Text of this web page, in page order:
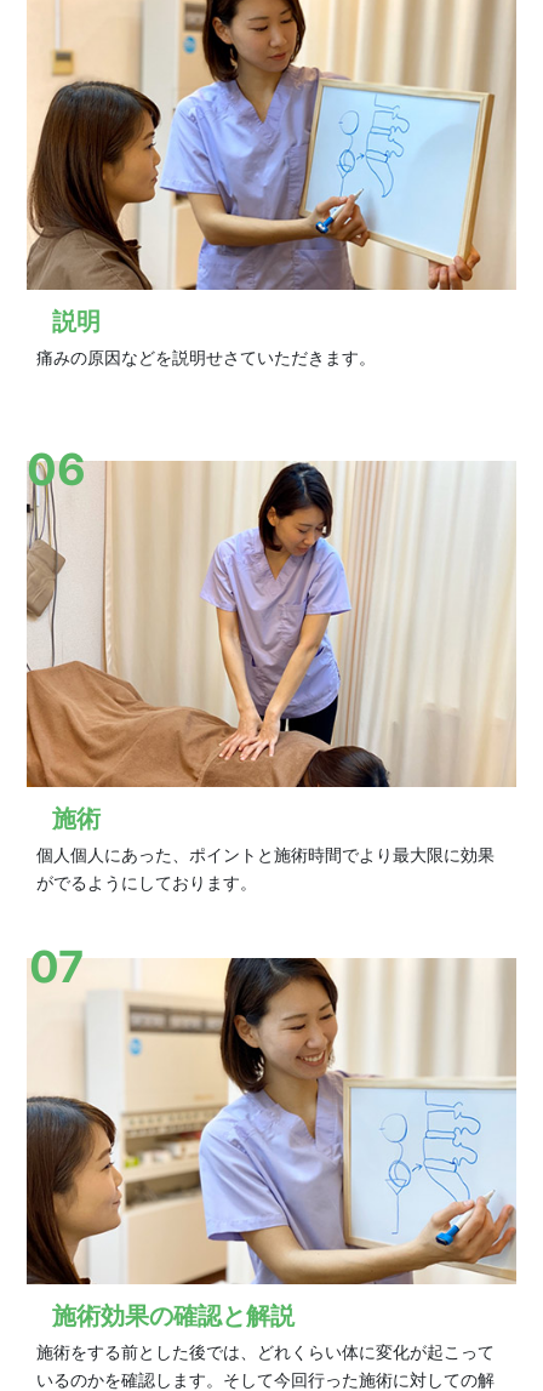
説明
痛みの原因などを説明せさていただきます。
06
施術
個人個人にあった、ポイントと施術時間でより最大限に効果
がでるようにしております。
07
施術効果の確認と解説
施術をする前とした後では、どれくらい体に変化が起こって
いるのかを確認します。そして今回行った施術に対しての解